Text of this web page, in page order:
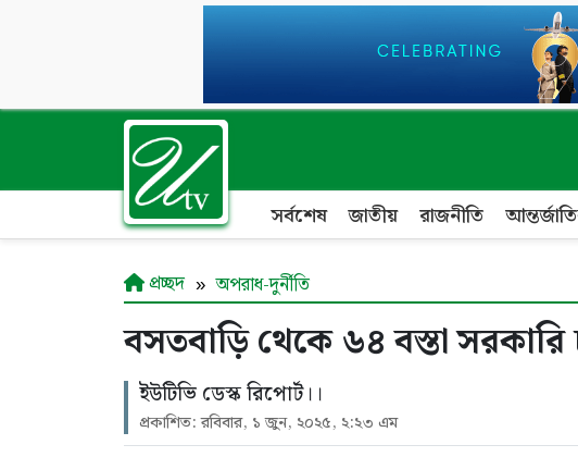
সর্বশেষ জাতীয় রাজনীতি
প্রচ্ছদ অপরাধ-দুর্নীতি
বসতবাড়ি থেকে ৬৪ বস্তা সরকারি
ইউটিভি ডেস্ক রিপোর্ট।।
প্রকাশিত: রবিবার, ১ জুন, ২০২৫, ২:২৩ এম